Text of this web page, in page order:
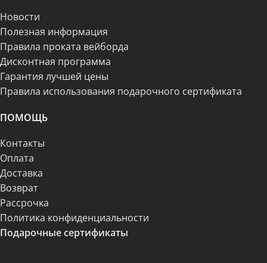
Новости
Полезная информация
Правила проката вейборда
Дисконтная программа
Гарантия лучшей цены
Правила использования подарочного сертификата
ПОМОЩЬ
Контакты
Оплата
Доставка
Возврат
Рассрочка
Политика конфиденциальности
Подарочные сертификаты